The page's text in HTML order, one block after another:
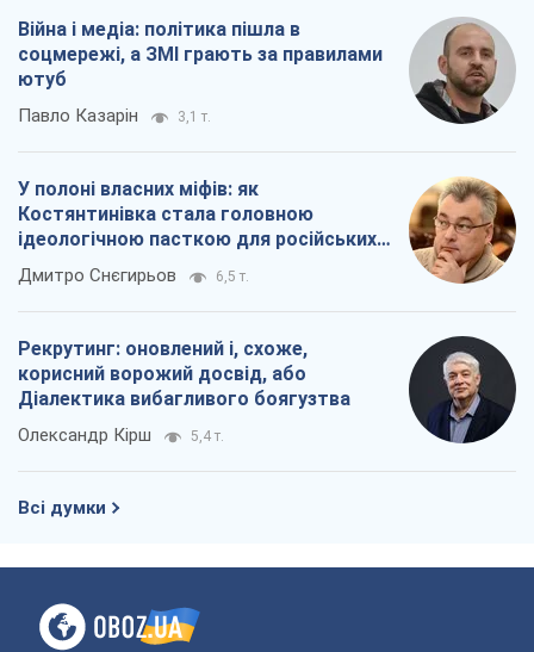
Війна і медіа: політика пішла в
соцмережі, а ЗМІ грають за правилами
ютуб
Павло Казарін 3,1 т.
У полоні власних міфів: як
Костянтинівка стала головною
ідеологічною пасткою для російських
окупантів
Дмитро Снєгирьов 6,5 т.
Рекрутинг: оновлений і, схоже,
корисний ворожий досвід, або
Діалектика вибагливого боягузтва
Олександр Кірш 5,4 т.
Всі думки